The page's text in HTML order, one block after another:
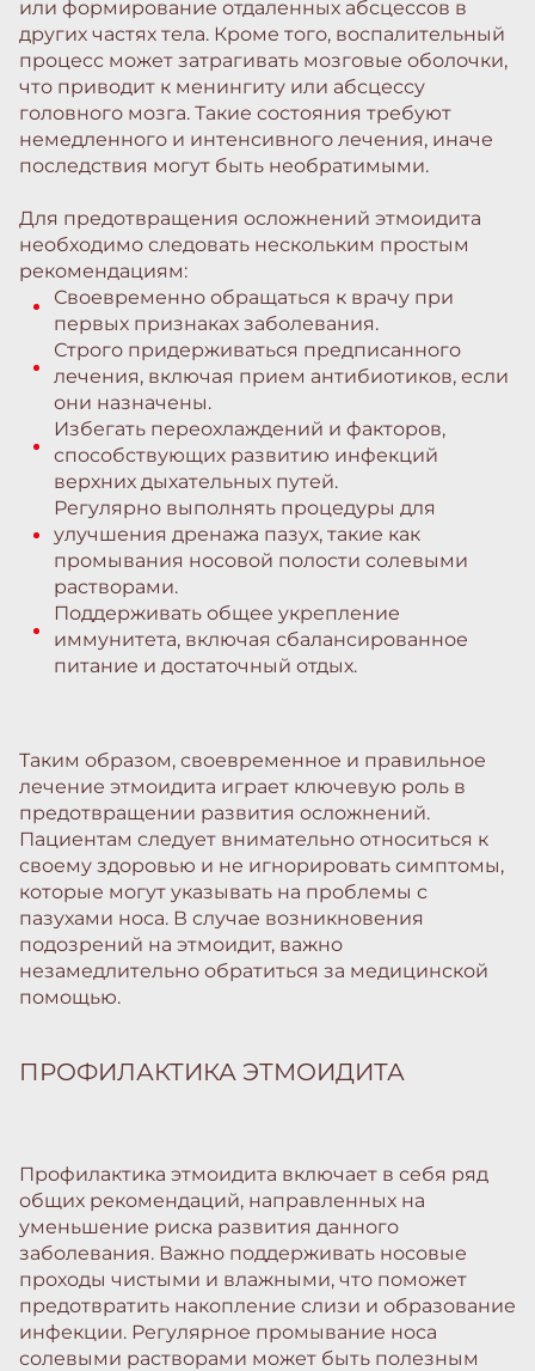
или формирование отдаленных абсцессов в
других частях тела. Кроме того, воспалительный
процесс может затрагивать мозговые оболочки,
что приводит к менингиту или абсцессу
головного мозга. Такие состояния требуют
немедленного и интенсивного лечения, иначе
последствия могут быть необратимыми.
Для предотвращения осложнений этмоидита
необходимо следовать нескольким простым
рекомендациям:
Своевременно обращаться к врачу при
первых признаках заболевания.
Строго придерживаться предписанного
лечения, включая прием антибиотиков, если
они назначены.
Избегать переохлаждений и факторов,
способствующих развитию инфекций
верхних дыхательных путей.
Регулярно выполнять процедуры для
улучшения дренажа пазух, такие как
промывания носовой полости солевыми
растворами.
Поддерживать общее укрепление
иммунитета, включая сбалансированное
питание и достаточный отдых.
Таким образом, своевременное и правильное
лечение этмоидита играет ключевую роль в
предотвращении развития осложнений.
Пациентам следует внимательно относиться к
своему здоровью и не игнорировать симптомы,
которые могут указывать на проблемы с
пазухами носа. В случае возникновения
подозрений на этмоидит, важно
незамедлительно обратиться за медицинской
помощью.
ПРОФИЛАКТИКА ЭТМОИДИТА
Профилактика этмоидита включает в себя ряд
общих рекомендаций, направленных на
уменьшение риска развития данного
заболевания. Важно поддерживать носовые
проходы чистыми и влажными, что поможет
предотвратить накопление слизи и образование
инфекции. Регулярное промывание носа
солевыми растворами может быть полезным